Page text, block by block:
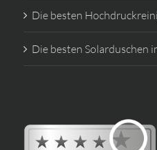
Die besten
Die besten Solarduschen